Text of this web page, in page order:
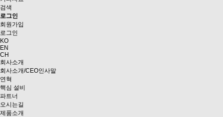
검색
로그인
회원가입
로그인
KO
EN
CH
회사소개
회사소개/CEO인사말
연혁
핵심 설비
파트너
오시는길
제품소개